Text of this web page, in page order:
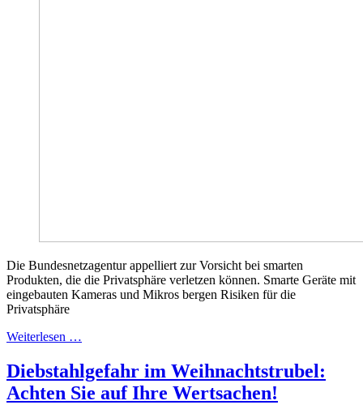
Die Bundesnetzagentur appelliert zur Vorsicht bei smarten
Produkten, die die Privatsphäre verletzen können. Smarte Geräte mit
eingebauten Kameras und Mikros bergen Risiken für die
Privatsphäre
Weiterlesen …
Diebstahlgefahr im Weihnachtstrubel:
Achten Sie auf Ihre Wertsachen!